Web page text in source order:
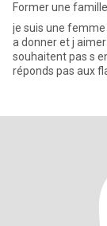
Former une
je suis une
a donner et j
souhaitent pas s
réponds pas aux